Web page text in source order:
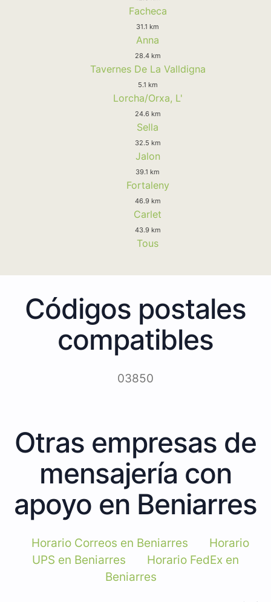
Facheca
31.1 km
Anna
28.4 km
Tavernes De La Valldigna
5.1 km
Lorcha/Orxa, L'
24.6 km
Sella
32.5 km
Jalon
39.1 km
Fortaleny
46.9 km
Carlet
43.9 km
Tous
Códigos postales
compatibles
03850
Otras empresas de
mensajería con
apoyo en Beniarres
Horario Correos en Beniarres
Horario
UPS en Beniarres
Horario FedEx en
Beniarres